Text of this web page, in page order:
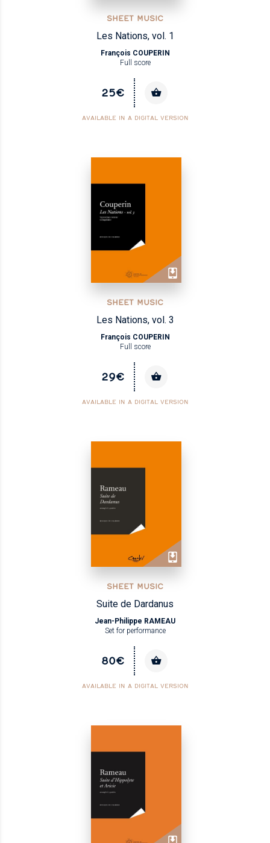
SHEET MUSIC
Les Nations, vol. 1
François COUPERIN
Full score
25€
AVAILABLE IN A DIGITAL VERSION
SHEET MUSIC
Les Nations, vol. 3
François COUPERIN
Full score
29€
AVAILABLE IN A DIGITAL VERSION
SHEET MUSIC
Suite de Dardanus
Jean-Philippe RAMEAU
Set for performance
80€
AVAILABLE IN A DIGITAL VERSION